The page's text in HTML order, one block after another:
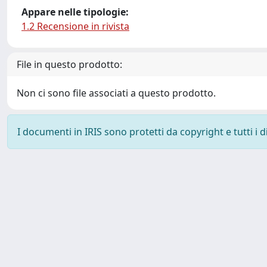
Appare nelle tipologie:
1.2 Recensione in rivista
File in questo prodotto:
Non ci sono file associati a questo prodotto.
I documenti in IRIS sono protetti da copyright e tutti i